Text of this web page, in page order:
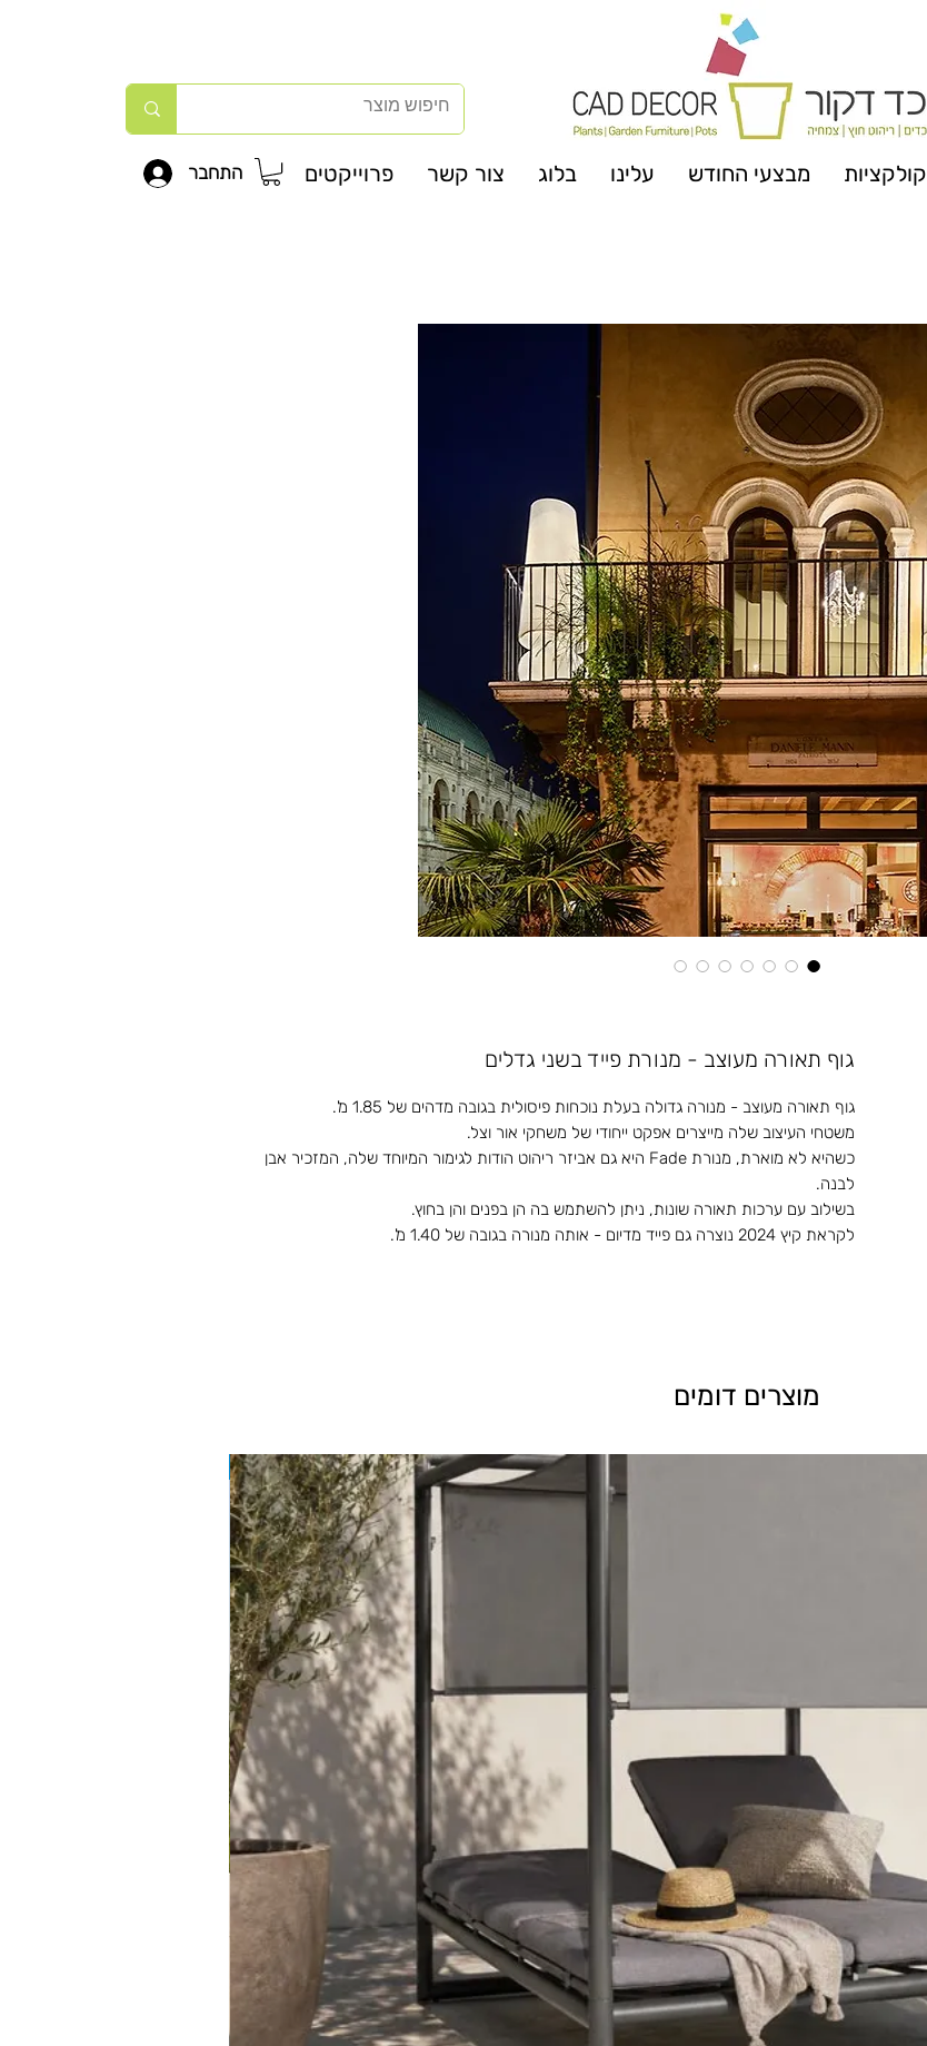
התחבר קולקציות מבצעי החודש עלינו בלוג צור קשר פרוייקטים
גוף תאורה מעוצב - מנורת פייד בשני גדלים
גוף תאורה מעוצב - מנורה גדולה בעלת נוכחות פיסולית בגובה מדהים של 1.85 מ'.
משטחי העיצוב שלה מייצרים אפקט ייחודי של משחקי אור וצל.
כשהיא לא מוארת, מנורתFade היא גם אביזר ריהוט הודות לגימור המיוחד שלה, המזכיר אבן
לבנה.
בשילוב עם ערכות תאורה שונות, ניתן להשתמש בה הן בפנים והן בחוץ.
לקראת קיץ 2024 נוצרה גם פייד מדיום - אותה מנורה בגובה של 1.40 מ'.
מוצרים דומים